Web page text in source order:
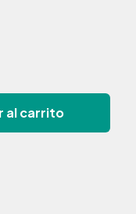
al carrito